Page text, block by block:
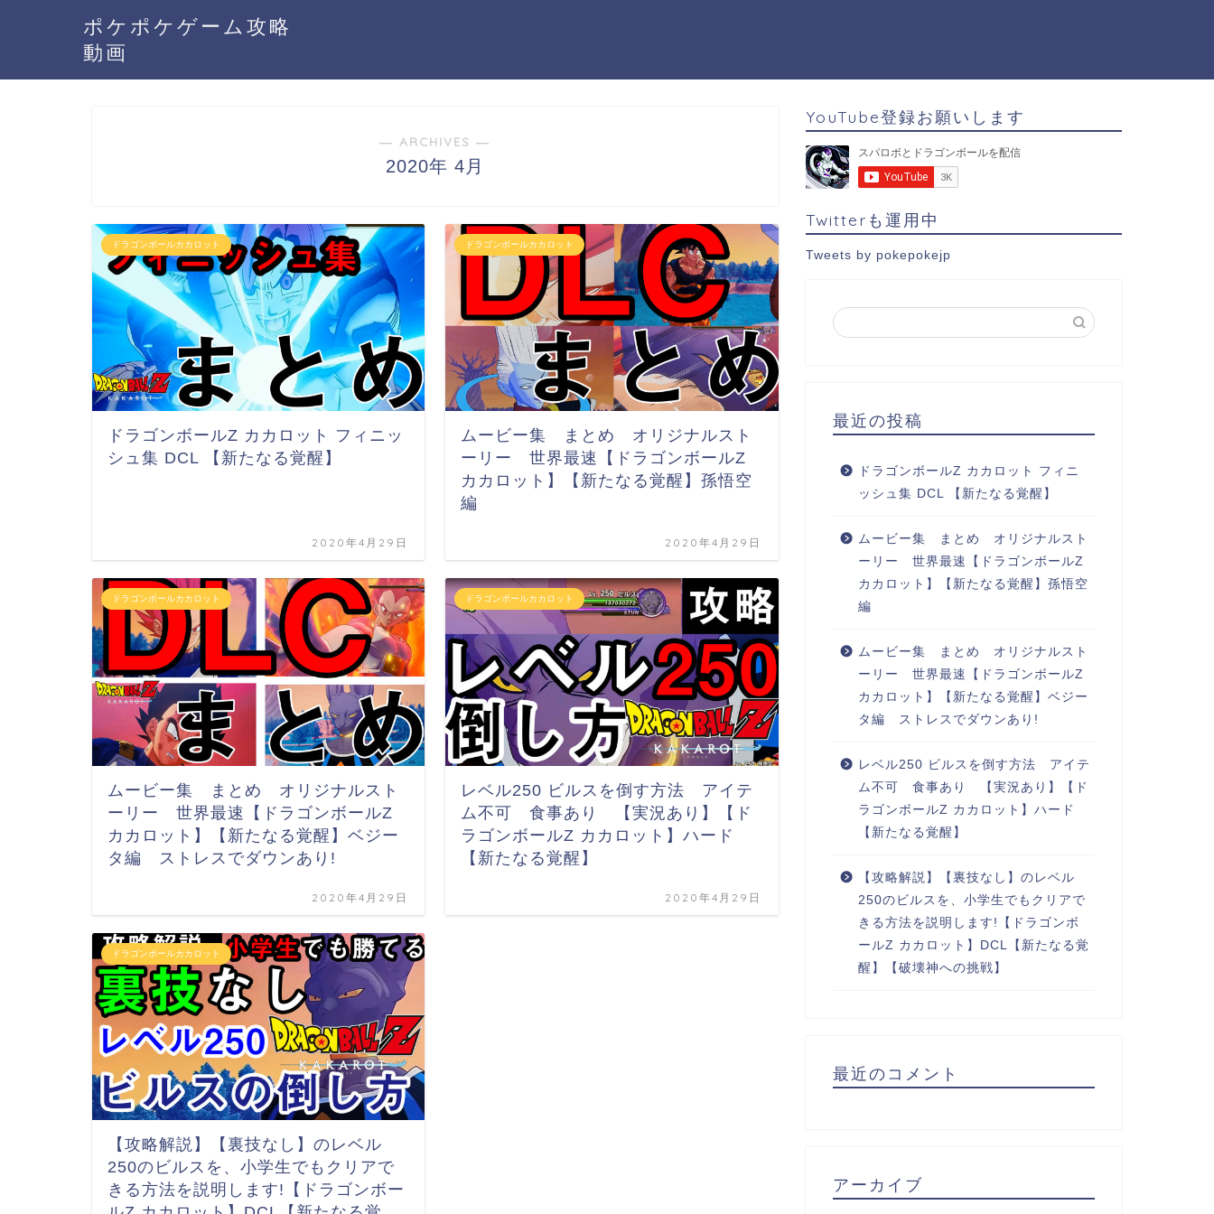
ポケポケゲーム攻略
動画
― ARCHIVES ―
2020年 4月
ドラゴンボールカカロット
ドラゴンボールZ カカロット フィニッ
シュ集 DCL 【新たなる覚醒】
2020年4月29日
ドラゴンボールカカロット
ムービー集 まとめ オリジナルスト
ーリー 世界最速【ドラゴンボールZ
カカロット】【新たなる覚醒】孫悟空
編
2020年4月29日
ドラゴンボールカカロット
ムービー集 まとめ オリジナルスト
ーリー 世界最速【ドラゴンボールZ
カカロット】【新たなる覚醒】ベジー
タ編 ストレスでダウンあり!
2020年4月29日
ドラゴンボールカカロット
レベル250 ビルスを倒す方法 アイテ
ム不可 食事あり 【実況あり】【ド
ラゴンボールZ カカロット】ハード
【新たなる覚醒】
2020年4月29日
ドラゴンボールカカロット
【攻略解説】【裏技なし】のレベル
250のビルスを、小学生でもクリアで
きる方法を説明します!【ドラゴンボー
YouTube登録お願いします
Twitterも運用中
Tweets by pokepokejp
最近の投稿
ドラゴンボールZ カカロット フィニ
ッシュ集 DCL 【新たなる覚醒】
ムービー集 まとめ オリジナルスト
ーリー 世界最速【ドラゴンボールZ
カカロット】【新たなる覚醒】孫悟空
編
ムービー集 まとめ オリジナルスト
ーリー 世界最速【ドラゴンボールZ
カカロット】【新たなる覚醒】ベジー
タ編 ストレスでダウンあり!
レベル250 ビルスを倒す方法 アイテ
ム不可 食事あり 【実況あり】【ド
ラゴンボールZ カカロット】ハード
【新たなる覚醒】
【攻略解説】【裏技なし】のレベル
250のビルスを、小学生でもクリアで
きる方法を説明します!【ドラゴンボ
ールZ カカロット】DCL【新たなる覚
醒】【破壊神への挑戦】
最近のコメント
アーカイブ